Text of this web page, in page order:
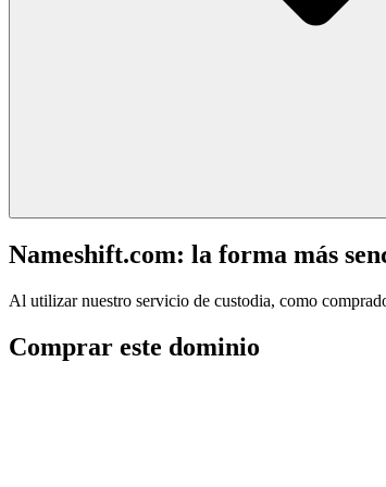
Nameshift.com: la forma más
Al utilizar nuestro servicio de custodia, como
Comprar este dominio